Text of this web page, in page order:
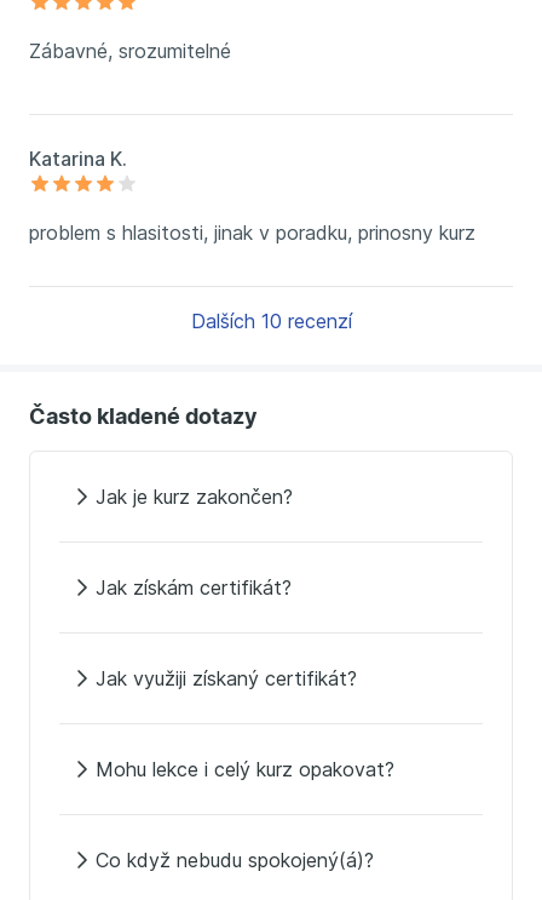
Zábavné, srozumitelné
Katarina K.
problem s hlasitosti, jinak v poradku, prinosny kurz
Dalších 10 recenzí
Často kladené dotazy
Jak je kurz zakončen?
Jak získám certifikát?
Jak využiji získaný certifikát?
Mohu lekce i celý kurz opakovat?
Co když nebudu spokojený(á)?